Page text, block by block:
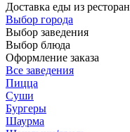
Доставка еды из
Выбор города
Выбор заведения
Выбор блюда
Оформление заказа
Все заведения
Пицца
Суши
Бургеры
Шаурма